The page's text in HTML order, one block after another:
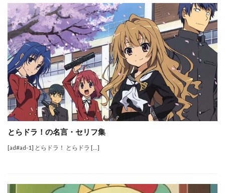
とらドラ！の名言・セリフ集
[ad#ad-1] とらドラ！ とらドラ […]